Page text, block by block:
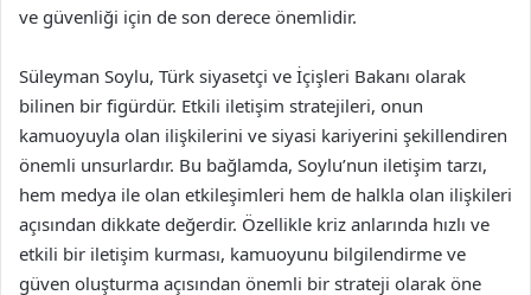
ve güvenliği için de son derece önemlidir.
Süleyman Soylu, Türk siyasetçi ve İçişleri Bakanı olarak
bilinen bir figürdür. Etkili iletişim stratejileri, onun
kamuoyuyla olan ilişkilerini ve siyasi kariyerini şekillendiren
önemli unsurlardır. Bu bağlamda, Soylu’nun iletişim tarzı,
hem medya ile olan etkileşimleri hem de halkla olan ilişkileri
açısından dikkate değerdir. Özellikle kriz anlarında hızlı ve
etkili bir iletişim kurması, kamuoyunu bilgilendirme ve
güven oluşturma açısından önemli bir strateji olarak öne